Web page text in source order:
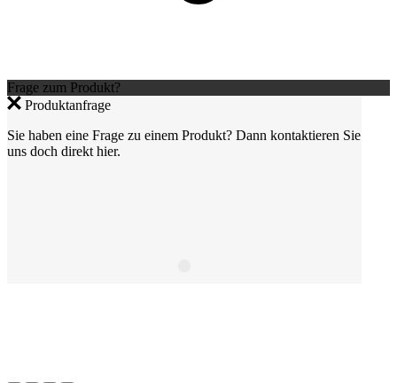
Frage zum Produkt?
Produktanfrage
Sie haben eine Frage zu einem Produkt? Dann kontaktieren Sie
uns doch direkt hier.